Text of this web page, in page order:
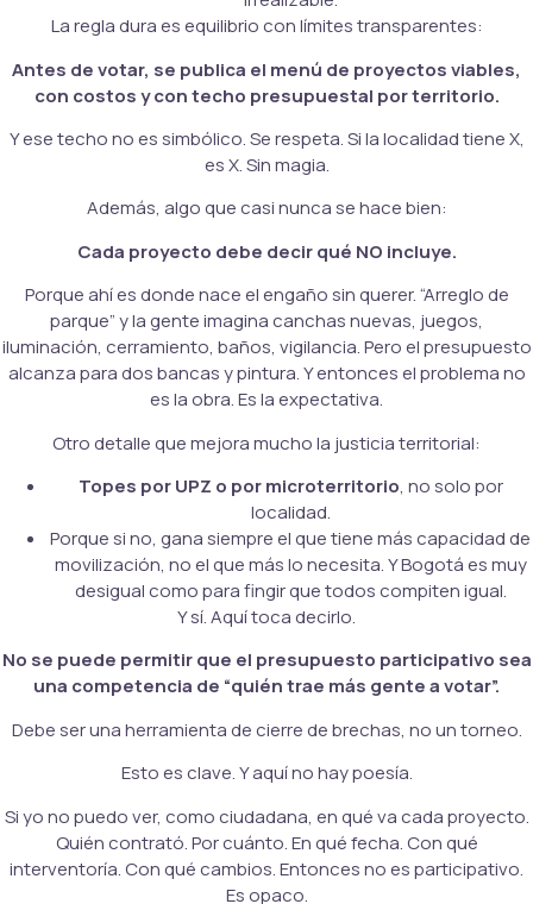
La regla dura es equilibrio con límites transparentes:
Antes de votar, se publica el menú de proyectos viables,
con costos y con techo presupuestal por territorio.
Y ese techo no es simbólico. Se respeta. Si la localidad tiene X,
es X. Sin magia.
Además, algo que casi nunca se hace bien:
Cada proyecto debe decir qué NO incluye.
Porque ahí es donde nace el engaño sin querer. “Arreglo de
parque” y la gente imagina canchas nuevas, juegos,
iluminación, cerramiento, baños, vigilancia. Pero el presupuesto
alcanza para dos bancas y pintura. Y entonces el problema no
es la obra. Es la expectativa.
Otro detalle que mejora mucho la justicia territorial:
Topes por UPZ o por microterritorio, no solo por
localidad.
Porque si no, gana siempre el que tiene más capacidad de
movilización, no el que más lo necesita. Y Bogotá es muy
desigual como para fingir que todos compiten igual.
Y sí. Aquí toca decirlo.
No se puede permitir que el presupuesto participativo sea
una competencia de “quién trae más gente a votar”.
Debe ser una herramienta de cierre de brechas, no un torneo.
Esto es clave. Y aquí no hay poesía.
Si yo no puedo ver, como ciudadana, en qué va cada proyecto.
Quién contrató. Por cuánto. En qué fecha. Con qué
interventoría. Con qué cambios. Entonces no es participativo.
Es opaco.